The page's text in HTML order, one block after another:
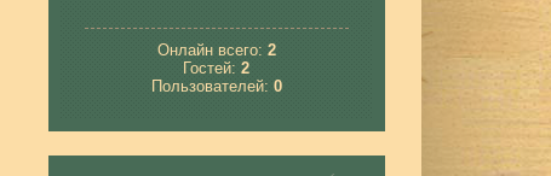
Онлайн всего: 2
Гостей:2
Пользователей: 0